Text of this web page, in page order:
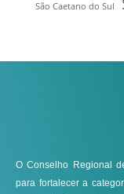
São Caetano do Sul
O Conselho Regional
para fortalecer a